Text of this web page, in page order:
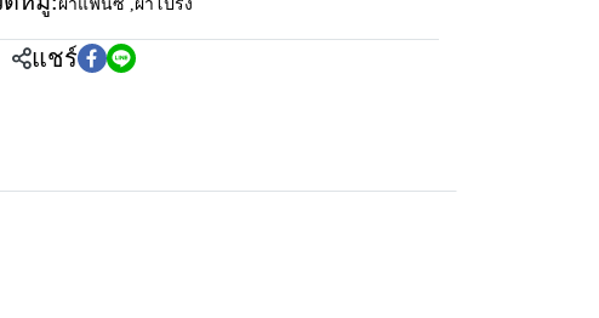
ผ้าแฟนซี ,ผ้าโปร่ง
แชร์